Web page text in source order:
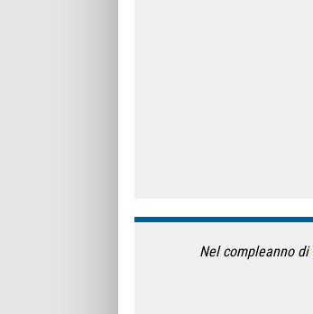
Nel compleanno di